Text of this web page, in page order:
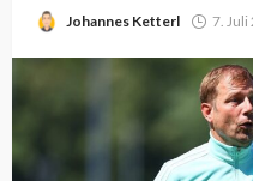
Johannes Ketterl 7. Juli